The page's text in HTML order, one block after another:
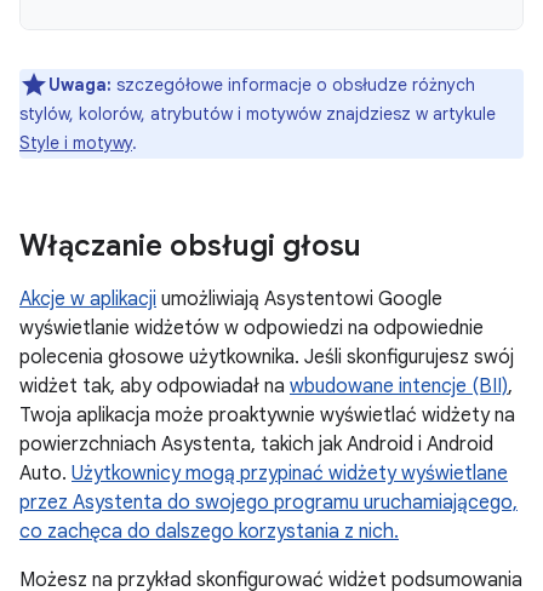
Uwaga: szczegółowe informacje o obsłudze różnych
stylów, kolorów, atrybutów i motywów znajdziesz w artykule
Style i motywy.
Włączanie obsługi głosu
Akcje w aplikacji umożliwiają Asystentowi Google
wyświetlanie widżetów w odpowiedzi na odpowiednie
polecenia głosowe użytkownika. Jeśli skonfigurujesz swój
widżet tak, aby odpowiadał na wbudowane intencje (BII),
Twoja aplikacja może proaktywnie wyświetlać widżety na
powierzchniach Asystenta, takich jak Android i Android
Auto. Użytkownicy mogą przypinać widżety wyświetlane
przez Asystenta do swojego programu uruchamiającego,
co zachęca do dalszego korzystania z nich.
Możesz na przykład skonfigurować widżet podsumowania